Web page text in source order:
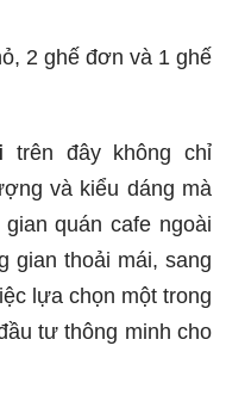
2 ghế đơn và 1 ghế
trên đây không chỉ
và kiểu dáng mà
quán cafe ngoài
gian thoải mái, sang
lựa chọn một trong
tư thông minh cho